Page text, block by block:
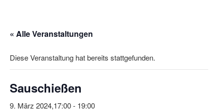
« Alle Veranstaltungen
Diese Veranstaltung hat bereits stattgefunden.
Sauschießen
9. März 2024,17:00- 19:00